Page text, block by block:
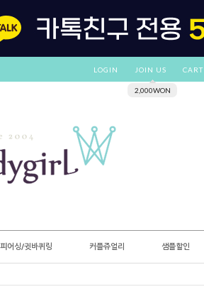
LOGIN JOIN US
2,000WON
CART
피어싱/귓바퀴링 커플쥬얼리 샘플할인